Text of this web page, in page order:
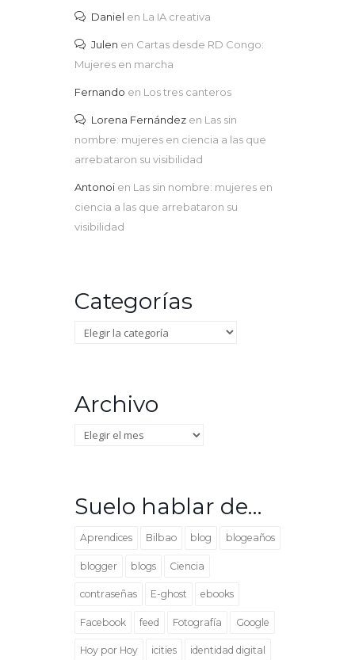
Daniel en La IA creativa
Julen en Cartas desde RD Congo:
Mujeres en marcha
Fernando en Los tres canteros
Lorena Fernández en Las sin
nombre: mujeres en ciencia a las que
arrebataron su visibilidad
Antonoi en Las sin nombre: mujeres en
ciencia a las que arrebataron su
visibilidad
Categorías
Categorías
Archivo
Archivo
Suelo hablar de…
Aprendices Bilbao blog blogeaños
blogger blogs Ciencia
contraseñas E-ghost ebooks
Facebook feed Fotografía Google
Hoy por Hoy icities identidad digital